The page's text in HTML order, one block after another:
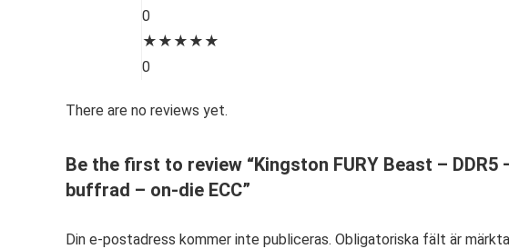
0
★ ★ ★ ★ ★
0
There are no reviews yet.
Be the first to review “Kingston FURY Beast – DDR5
buffrad – on-die ECC”
Din e-postadress kommer inte publiceras. Obligatoriska fält är märkta